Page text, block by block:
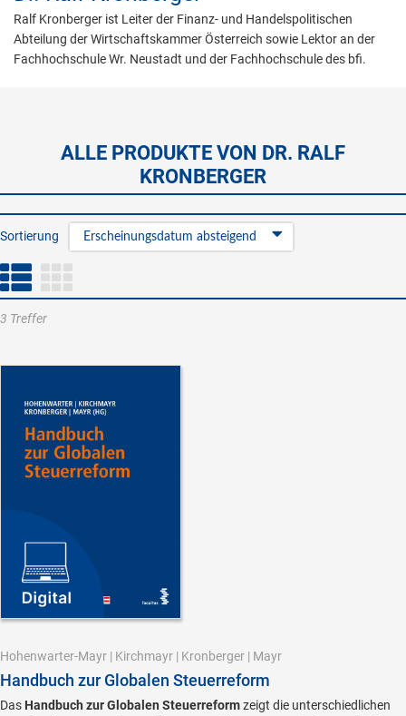
Ralf Kronberger ist Leiter der Finanz- und Handelspolitischen
Abteilung der Wirtschaftskammer Österreich sowie Lektor an der
Fachhochschule Wr. Neustadt und der Fachhochschule des bfi.
ALLE PRODUKTE VON DR. RALF
KRONBERGER
Sortierung Erscheinungsdatum absteigend
3 Treffer
Hohenwarter-Mayr | Kirchmayr | Kronberger | Mayr
Handbuch zur Globalen Steuerreform
Das Handbuch zur Globalen Steuerreformzeigt die unterschiedlichen